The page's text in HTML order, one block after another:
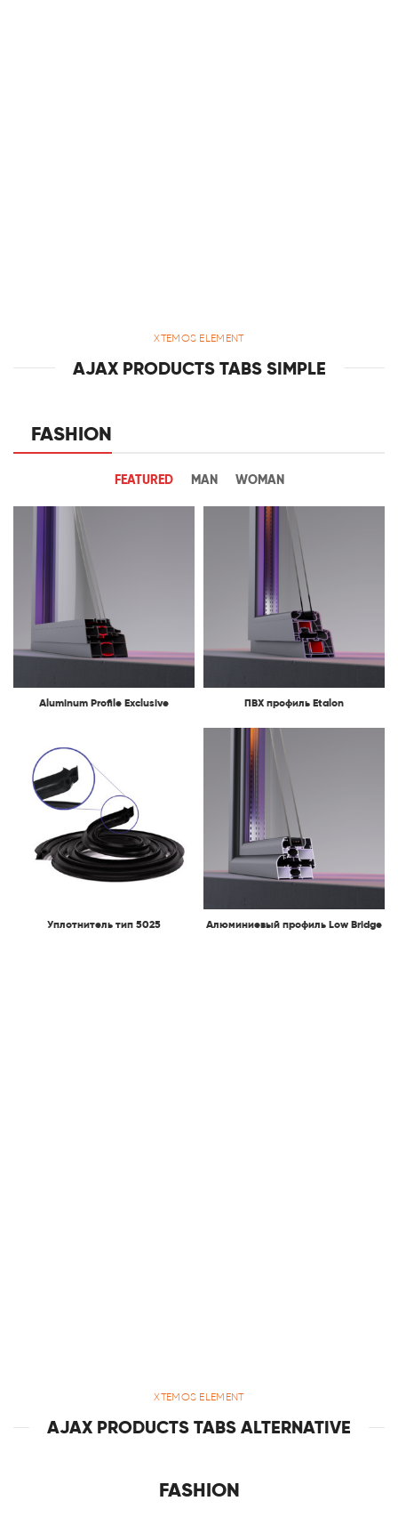
XTEMOS ELEMENT
AJAX PRODUCTS TABS SIMPLE
FASHION
FEATURED MAN WOMAN
Aluminum Profile Exclusive ПВХ профиль Etalon
Уплотнитель тип 5025 Алюминиевый профиль Low Bridge
XTEMOS ELEMENT
AJAX PRODUCTS TABS ALTERNATIVE
FASHION